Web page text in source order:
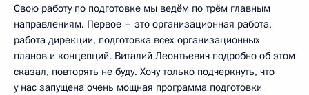
Свою работу по подготовке мы ведём по трём главным
направлениям. Первое – это организационная работа,
работа дирекции, подготовка всех организационных
планов и концепций. Виталий Леонтьевич подробно об этом
сказал, повторять не буду. Хочу только подчеркнуть, что
у нас запущена очень мощная программа подготовки